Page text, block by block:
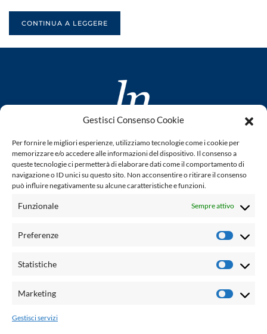
Gestisci Consenso Cookie
Per fornire le migliori esperienze, utilizziamo tecnologie come i cookie per
memorizzare e/o accedere alle informazioni del dispositivo. Il consenso a
queste tecnologie ci permetterà di elaborare dati come il comportamento di
navigazione o ID unici su questo sito. Non acconsentire o ritirare il consenso
può influire negativamente su alcune caratteristiche e funzioni.
Funzionale Sempre attivo
Preferenze
Statistiche
Marketing
Gestisci servizi
CONTINUA A LEGGERE
www.laletteraturaenoi.it
fondato da Romano Luperini
Questo blog non rappresenta una testata giornalistica in
quanto viene aggiornato senza alcuna periodicità. Non può
legge n° 62 del 7.03.2001. L'autore non è responsabile per
email: